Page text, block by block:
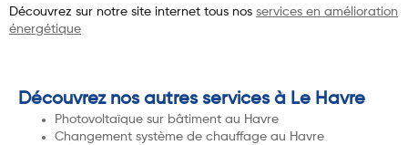
Découvrez sur notre site internet tous nos services en amélioration
énergétique
Découvrez nos autres services à Le Havre
Photovoltaïque sur bâtiment au Havre
Changement système de chauffage au Havre